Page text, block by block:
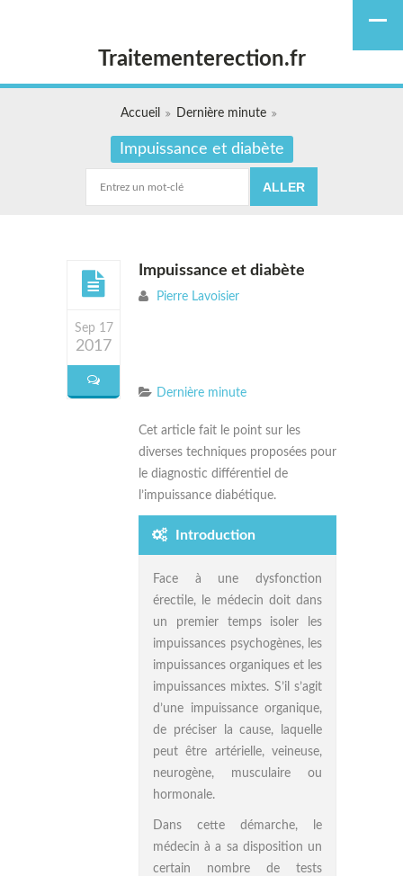
Traitementerection.fr
Accueil Dernière minute
Impuissance et diabète
Sep 17
2017
Impuissance et diabète
Pierre Lavoisier
Dernière minute
Cet article fait le point sur les
diverses techniques proposées pour
le diagnostic différentiel de
l’impuissance diabétique.
Introduction
Face à une dysfonction
érectile, le médecin doit dans
un premier temps isoler les
impuissances psychogènes, les
impuissances organiques et les
impuissances mixtes. S’il s’agit
d’une impuissance organique,
de préciser la cause, laquelle
peut être artérielle, veineuse,
neurogène, musculaire ou
hormonale.
Dans cette démarche, le
médecin à a sa disposition un
certain nombre de tests